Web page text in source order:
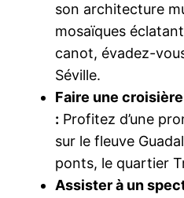
son architecture
mosaïques
canot, évadez-
Séville.
Faire une
: Profitez d’une
sur le fleuve
ponts, le quartier
Assister à un